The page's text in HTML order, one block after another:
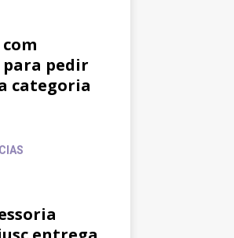
para pedir
categoria